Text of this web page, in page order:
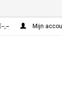
,-- Mijn